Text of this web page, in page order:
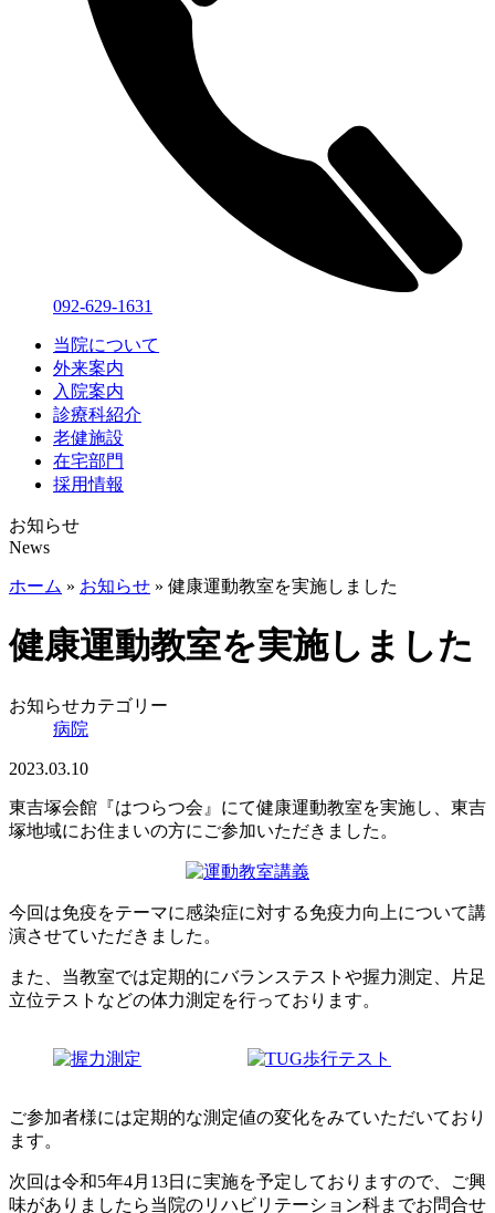
092-629-1631
当院について
外来案内
入院案内
診療科紹介
老健施設
在宅部門
採用情報
お知らせ
News
ホーム » お知らせ » 健康運動教室を実施しました
健康運動教室を実施しました
お知らせカテゴリー
病院
2023.03.10
東吉塚会館『はつらつ会』にて健康運動教室を実施し、東吉
塚地域にお住まいの方にご参加いただきました。
今回は免疫をテーマに感染症に対する免疫力向上について講
演させていただきました。
また、当教室では定期的にバランステストや握力測定、片足
立位テストなどの体力測定を行っております。
ご参加者様には定期的な測定値の変化をみていただいており
ます。
次回は令和5年4月13日に実施を予定しておりますので、ご興
味がありましたら当院のリハビリテーション科までお問合せ